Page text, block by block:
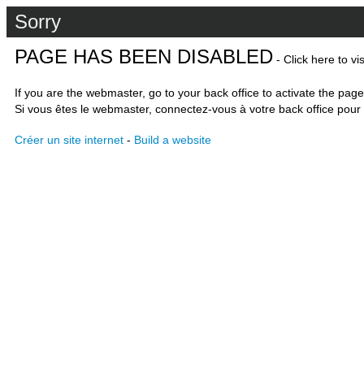
Sorry
PAGE HAS BEEN DISABLED - Click here to
If you are the webmaster, go to your back office to activate the
Si vous êtes le webmaster, connectez-vous à votre back office
Créer un site internet - Build a website